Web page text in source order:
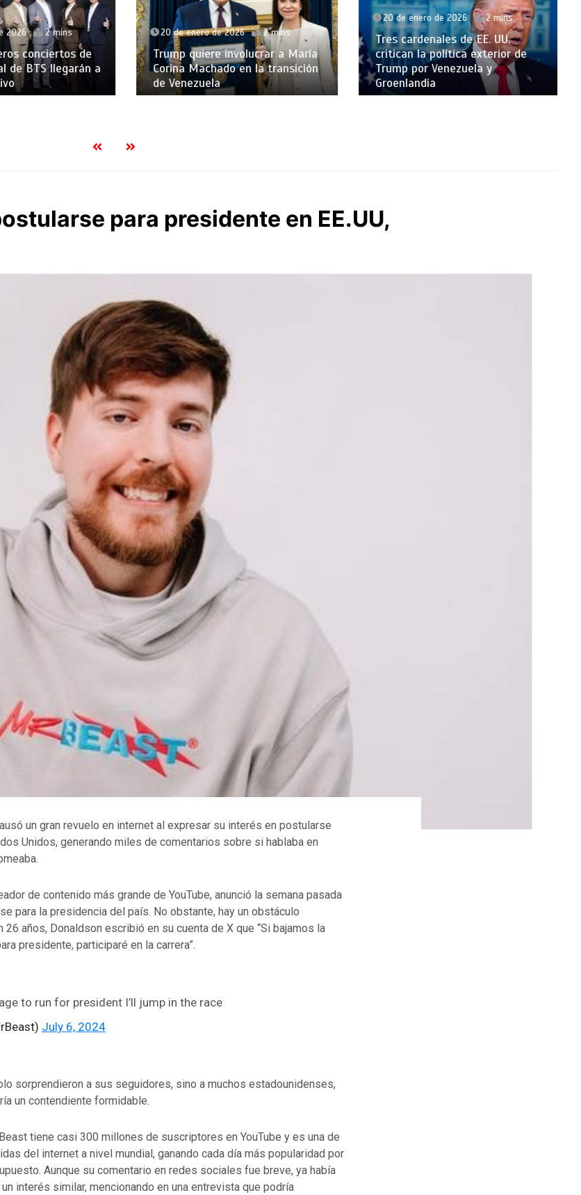
2 mins
conciertos de
BTS llegarán a
20 de enero de 2026 2 mins
Trump quiere involucrar a María
Corina Machado en la transición
de Venezuela
20 de enero de 2026 2 mins
Tres cardenales de EE. UU.
critican la política exterior de
Trump por Venezuela y
Groenlandia
para presidente en EE.UU,
un gran revuelo en internet al expresar su interés en postularse
Unidos, generando miles de comentarios sobre si hablaba en
de contenido más grande de YouTube, anunció la semana pasada
para la presidencia del país. No obstante, hay un obstáculo
26 años, Donaldson escribió en su cuenta de X que “Si bajamos la
presidente, participaré en la carrera”.
to run for president I’ll jump in the race
July 6, 2024
sorprendieron a sus seguidores, sino a muchos estadounidenses,
un contendiente formidable.
tiene casi 300 millones de suscriptores en YouTube y es una de
del internet a nivel mundial, ganando cada día más popularidad por
Aunque su comentario en redes sociales fue breve, ya había
interés similar, mencionando en una entrevista que podría